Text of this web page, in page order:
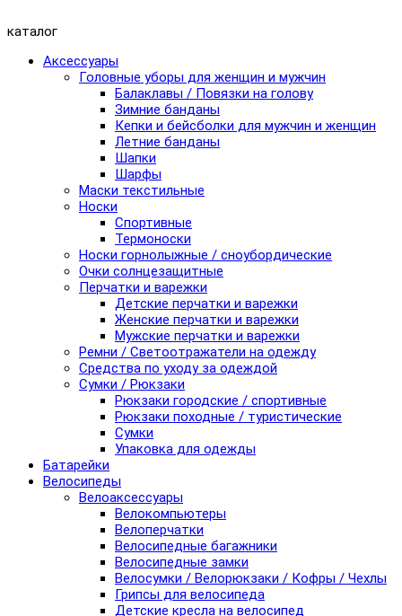
каталог
Аксессуары
Головные уборы для женщин и мужчин
Балаклавы / Повязки на голову
Зимние банданы
Кепки и бейсболки для мужчин и женщин
Летние банданы
Шапки
Шарфы
Маски текстильные
Носки
Спортивные
Термоноски
Носки горнолыжные / сноубордические
Очки солнцезащитные
Перчатки и варежки
Детские перчатки и варежки
Женские перчатки и варежки
Мужские перчатки и варежки
Ремни / Светоотражатели на одежду
Средства по уходу за одеждой
Сумки / Рюкзаки
Рюкзаки городские / спортивные
Рюкзаки походные / туристические
Сумки
Упаковка для одежды
Батарейки
Велосипеды
Велоаксессуары
Велокомпьютеры
Велоперчатки
Велосипедные багажники
Велосипедные замки
Велосумки / Велорюкзаки / Кофры / Чехлы
Грипсы для велосипеда
Детские кресла на велосипед